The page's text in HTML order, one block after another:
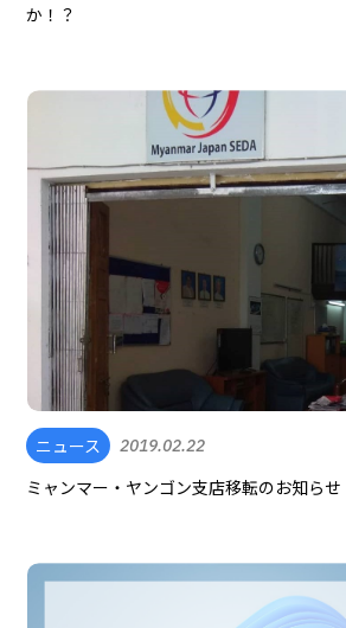
か！？
ニュース 2019.02.22
ミャンマー・ヤンゴン支店移転のお知らせ